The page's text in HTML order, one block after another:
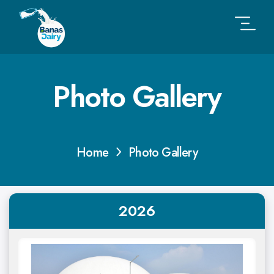
Photo Gallery
Home Photo Gallery
2026